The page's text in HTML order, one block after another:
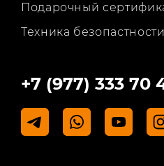
Подарочный
Техника безопастности
+7 (977) 333 70